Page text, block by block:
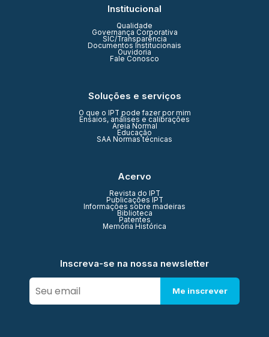
Institucional
Qualidade
Governança Corporativa
SIC/Transparência
Documentos Institucionais
Ouvidoria
Fale Conosco
Soluções e serviços
O que o IPT pode fazer por mim
Ensaios, análises e calibrações
Areia Normal
Educação
SAA Normas técnicas
Acervo
Revista do IPT
Publicações IPT
Informações sobre madeiras
Biblioteca
Patentes
Memória Histórica
Inscreva-se na nossa newsletter
Me inscrever